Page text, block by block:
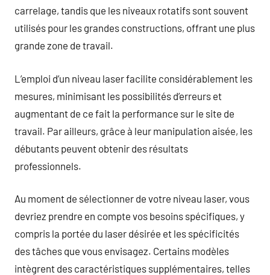
carrelage, tandis que les niveaux rotatifs sont souvent
utilisés pour les grandes constructions, offrant une plus
grande zone de travail.
L’emploi d’un niveau laser facilite considérablement les
mesures, minimisant les possibilités d’erreurs et
augmentant de ce fait la performance sur le site de
travail. Par ailleurs, grâce à leur manipulation aisée, les
débutants peuvent obtenir des résultats
professionnels.
Au moment de sélectionner de votre niveau laser, vous
devriez prendre en compte vos besoins spécifiques, y
compris la portée du laser désirée et les spécificités
des tâches que vous envisagez. Certains modèles
intègrent des caractéristiques supplémentaires, telles